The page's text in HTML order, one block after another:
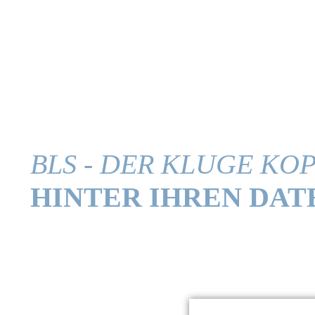
BLS - DER KLUGE
HINTER IHREN